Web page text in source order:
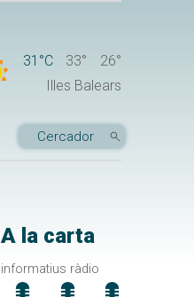
31°C 33°
26°
Illes Balears
A la carta
informatius ràdio